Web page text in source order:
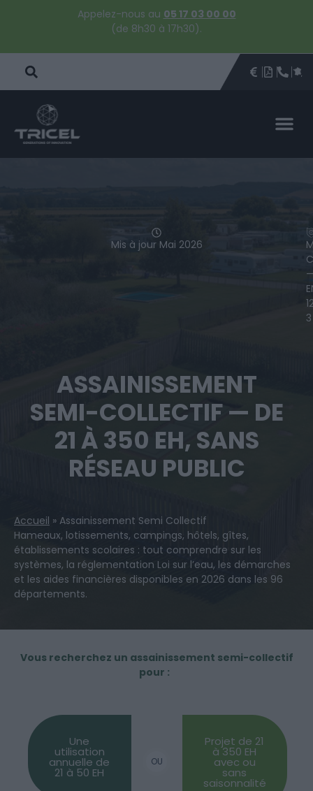
Appelez-nous au 05 17 03 00 00
(de 8h30 à 17h30).
DEVISÊTRE
Mis à jour Mai 2026
3
ASSAINISSEMENT
SEMI-COLLECTIF — DE
21 À 350 EH, SANS
RÉSEAU PUBLIC
Accueil » Assainissement Semi Collectif
Hameaux, lotissements, campings, hôtels, gîtes,
établissements scolaires : tout comprendre sur les
systèmes, la réglementation Loi sur l’eau, les démarches
et les aides financières disponibles en 2026 dans les 96
départements.
Vous recherchez un assainissement semi-collectif
pour :
Une
utilisation
annuelle de
21 à 50 EH
OU
Projet de 21
à 350 EH
avec ou
sans
saisonnalité